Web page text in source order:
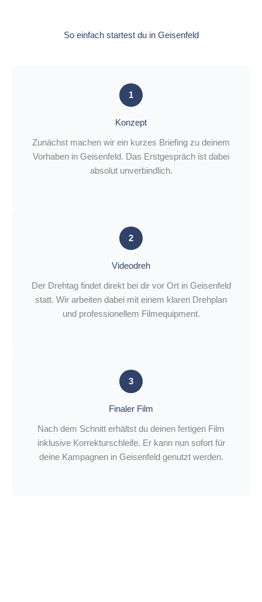
So einfach startest du in Geisenfeld
1
Konzept
Zunächst machen wir ein kurzes Briefing zu deinem
Vorhaben in Geisenfeld. Das Erstgespräch ist dabei
absolut unverbindlich.
2
Videodreh
Der Drehtag findet direkt bei dir vor Ort in Geisenfeld
statt. Wir arbeiten dabei mit einem klaren Drehplan
und professionellem Filmequipment.
3
Finaler Film
Nach dem Schnitt erhältst du deinen fertigen Film
inklusive Korrekturschleife. Er kann nun sofort für
deine Kampagnen in Geisenfeld genutzt werden.